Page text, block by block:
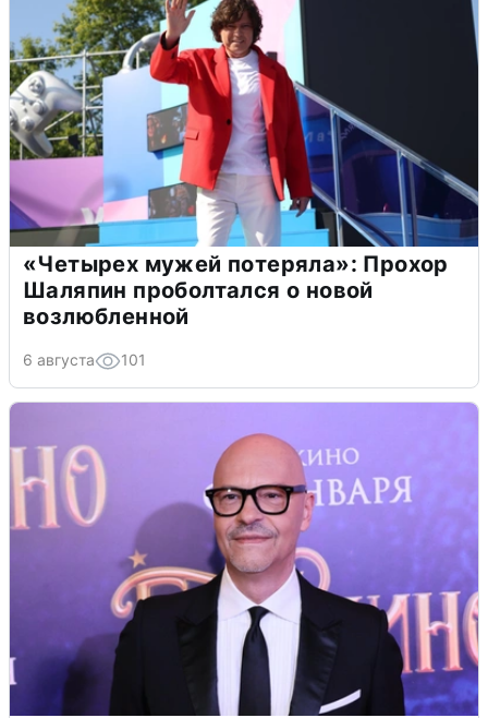
«Четырех мужей потеряла»: Прохор
Шаляпин проболтался о новой
возлюбленной
6 августа 101